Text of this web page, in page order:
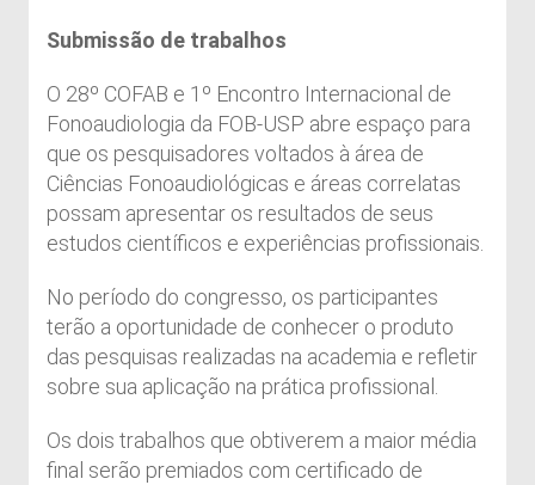
Submissão de trabalhos
O 28º COFAB e 1º Encontro Internacional de
Fonoaudiologia da FOB-USP abre espaço para
que os pesquisadores voltados à área de
Ciências Fonoaudiológicas e áreas correlatas
possam apresentar os resultados de seus
estudos científicos e experiências profissionais.
No período do congresso, os participantes
terão a oportunidade de conhecer o produto
das pesquisas realizadas na academia e refletir
sobre sua aplicação na prática profissional.
Os dois trabalhos que obtiverem a maior média
final serão premiados com certificado de